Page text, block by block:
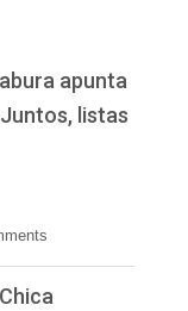
apunta
listas